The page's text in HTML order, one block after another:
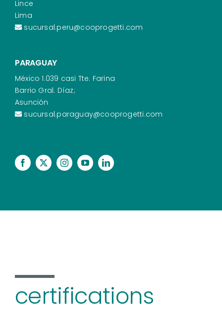
Lince
Lima
sucursal.peru@cooprogetti.com
PARAGUAY
México 1.039 casi Tte. Farina
Barrio Gral. Díaz;
Asunción
sucursal.paraguay@cooprogetti.com
certifications